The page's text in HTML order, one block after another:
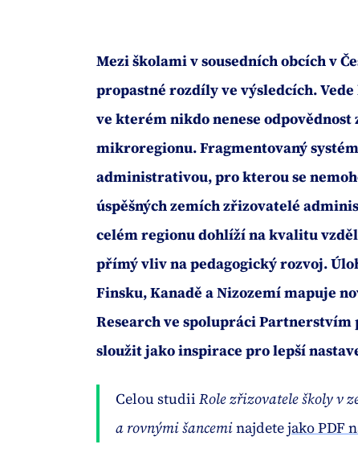
Mezi školami v sousedních obcích v
propastné rozdíly ve výsledcích.
ve kterém nikdo nenese
mikroregionu. Fragmentovaný
administrativou, pro kterou se
úspěšných zemích zřizovatelé
celém regionu dohlíží na kvalitu
přímý vliv na pedagogický rozvoj.
Finsku, Kanadě a Nizozemí mapuje
Research ve spolupráci
sloužit jako inspirace pro lepší
Celou studii Role zřizovatele školy v
a rovnými šanceminajdetejako PDF